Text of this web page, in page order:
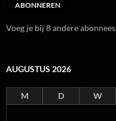
ABONNEREN
Voeg je bij 8 andere abonnees
AUGUSTUS 2026
M D W